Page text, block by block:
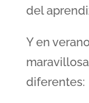
del
Y en
diferentes: